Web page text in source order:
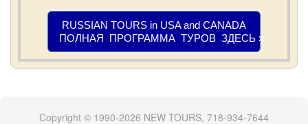
RUSSIAN TOURS in USA and CANADA
ПОЛНАЯ ПРОГРАММА ТУРОВ ЗДЕСЬ »
Copyright © 1990-2026 NEW TOURS, 718-934-7644